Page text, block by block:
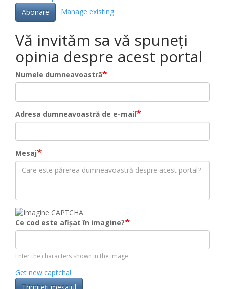
Abonare
Manage existing
Vă invităm sa vă spuneți
opinia despre acest portal
Numele dumneavoastră
Adresa dumneavoastră de e-mail
Mesaj
Ce cod este afișat în imagine?
Enter the characters shown in the image.
Get new captcha!